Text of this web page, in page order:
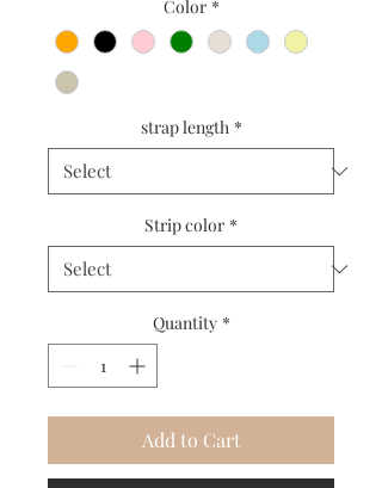
Color *
strap length *
Strip color *
Quantity *
Add to Cart